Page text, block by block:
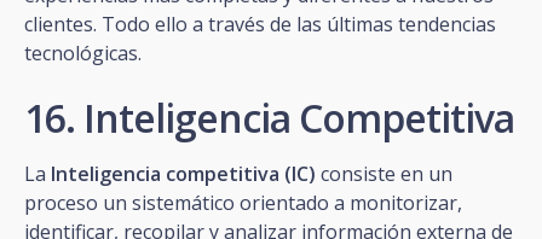
clientes. Todo ello a través de las últimas tendencias
tecnológicas.
16. Inteligencia Competitiva
La Inteligencia competitiva (IC) consiste en un
proceso un sistemático orientado a monitorizar,
identificar, recopilar y analizar información externa de